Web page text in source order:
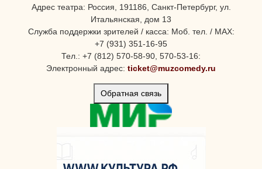
Адрес театра: Россия, 191186, Санкт-Петербург, ул.
Итальянская, дом 13
Служба поддержки зрителей / касса: Моб. тел. / MAX:
+7 (931) 351-16-95
Тел.: +7 (812) 570-58-90, 570-53-16:
Электронный адрес: ticket@muzcomedy.ru
Обратная связь